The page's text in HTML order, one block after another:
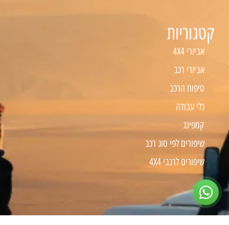
קטגוריות
אביזרי 4X4
אביזרי רכב
טיפוח הרכב
כלי עבודה
קמפינג
שיפורים לפי סוג רכב
שיפורים לרכבי 4X4